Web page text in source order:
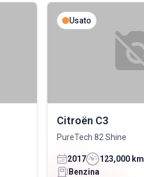
Usato
Citroën C3
PureTech 82 Shine
2017 123,000 km
Benzina